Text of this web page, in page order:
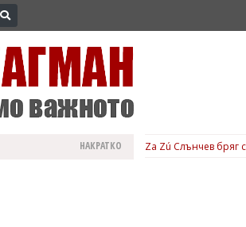
НАКРАТКО Za Zú Слънчев бряг